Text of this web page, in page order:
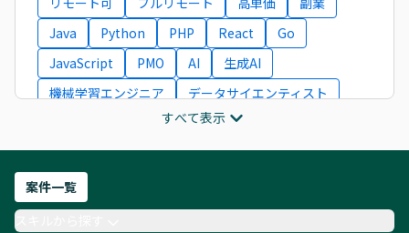
Java
Python PHP React
Go
JavaScript
PMO AI
生成AI
機械学習エンジニア
データサイエンティスト
ITコンサルタント
フロントエンドエンジニア
ネットワークエンジニア
AIエンジニア
Webデザイナー
すべて表示
案件一覧